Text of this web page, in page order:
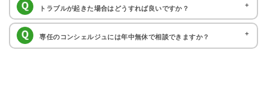
受付後はは作業担当者と直接やりとりを頂く流れとなります。
せんのでお気軽にお問い合わせください。
土日や祝日に作業対応可能な提携業者をお調べいたします。受付は24時
間365日承っておりますので、いつでもお気軽にご相談くださいませ。
トラブルが起きた場合はどうすれば良いですか？
片付け110番では、万が一にも作業中に壁や床、家財等を傷つけてしま
専任のコンシェルジュには年中無休で相談できますか？